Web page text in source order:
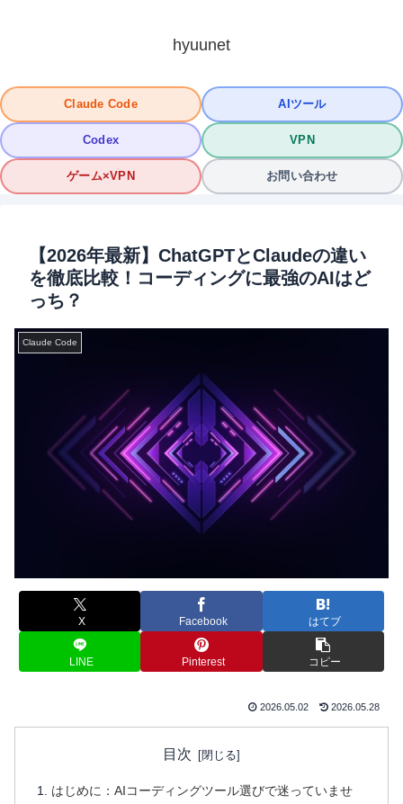
hyuunet
Claude Code AIツール
Codex VPN
ゲーム×VPN お問い合わせ
【2026年最新】ChatGPTとClaudeの違い
を徹底比較！コーディングに最強のAIはど
っち？
Claude Code
X Facebook はてブ
LINE Pinterest コピー
2026.05.02 2026.05.28
目次
はじめに：AIコーディングツール選びで迷っていませ